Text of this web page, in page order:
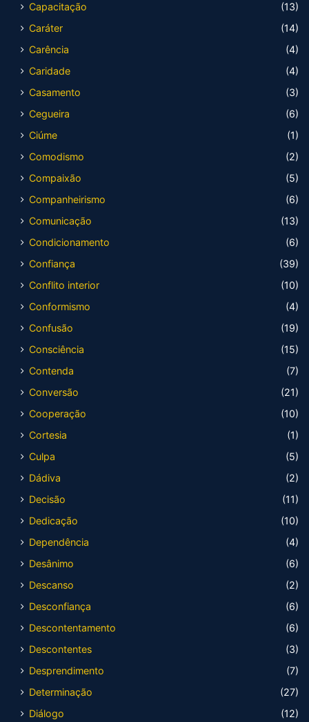
Capacitação
(13)
Caráter
(14)
Carência
(4)
Caridade
(4)
Casamento
(3)
Cegueira
(6)
Ciúme
(1)
Comodismo
(2)
Compaixão
(5)
Companheirismo
(6)
Comunicação
(13)
Condicionamento
(6)
Confiança
(39)
Conflito interior
(10)
Conformismo
(4)
Confusão
(19)
Consciência
(15)
Contenda
(7)
Conversão
(21)
Cooperação
(10)
Cortesia
(1)
Culpa
(5)
Dádiva
(2)
Decisão
(11)
Dedicação
(10)
Dependência
(4)
Desânimo
(6)
Descanso
(2)
Desconfiança
(6)
Descontentamento
(6)
Descontentes
(3)
Desprendimento
(7)
Determinação
(27)
Diálogo
(12)